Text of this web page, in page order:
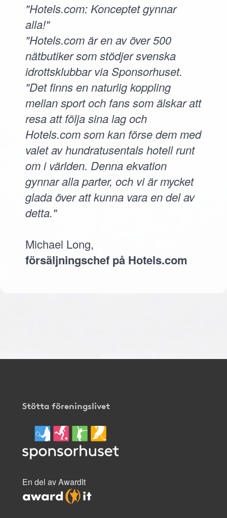
"Hotels.com: Konceptet gynnar
alla!"
"Hotels.com är en av över 500
nätbutiker som stödjer svenska
idrottsklubbar via Sponsorhuset.
"Det finns en naturlig koppling
mellan sport och fans som älskar att
resa att följa sina lag och
Hotels.com som kan förse dem med
valet av hundratusentals hotell runt
om i världen. Denna ekvation
gynnar alla parter, och vi är mycket
glada över att kunna vara en del av
detta."
Michael Long,
försäljningschef på Hotels.com
Stötta föreningslivet
En del av AwardIt